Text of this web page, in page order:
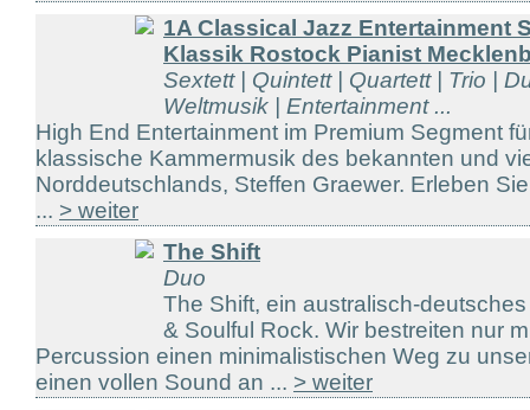
1A Classical Jazz Entertainment
Klassik Rostock Pianist
Sextett | Quintett | Quartett | Trio |
Weltmusik | Entertainment ...
High End Entertainment im Premium Segment
klassische Kammermusik des bekannten und
Norddeutschlands, Steffen Graewer. Erleben
... > weiter
The Shift
Duo
The Shift, ein australisch-
& Soulful Rock. Wir bestreiten nur
Percussion einen minimalistischen Weg zu
einen vollen Sound an ... > weiter